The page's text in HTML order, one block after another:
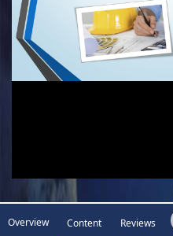
Overview Content Reviews